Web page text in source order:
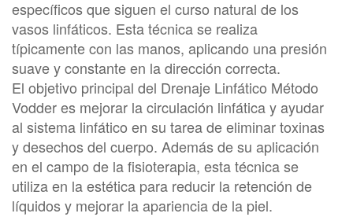
específicos que siguen el curso natural de los
vasos linfáticos. Esta técnica se realiza
típicamente con las manos, aplicando una presión
suave y constante en la dirección correcta.
El objetivo principal del Drenaje Linfático Método
Vodder es mejorar la circulación linfática y ayudar
al sistema linfático en su tarea de eliminar toxinas
y desechos del cuerpo. Además de su aplicación
en el campo de la fisioterapia, esta técnica se
utiliza en la estética para reducir la retención de
líquidos y mejorar la apariencia de la piel.